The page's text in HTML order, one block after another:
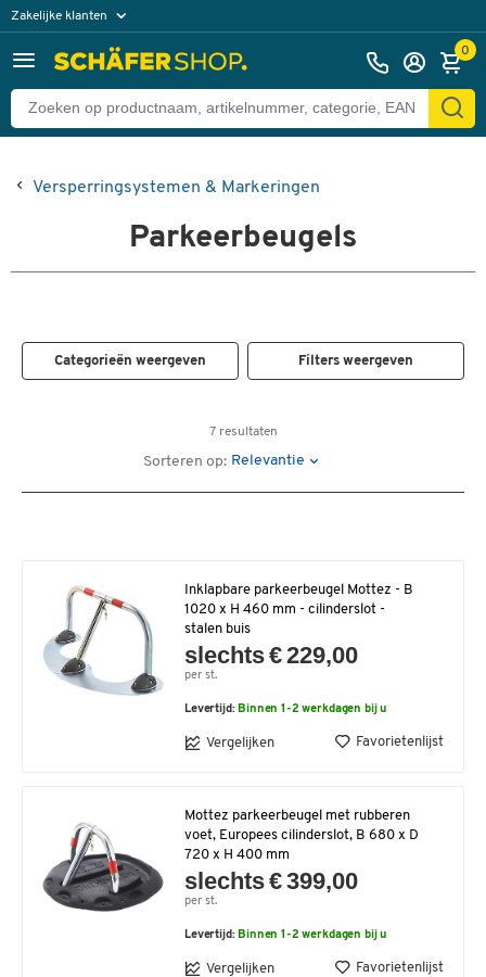
Zakelijke klanten
Particuliere klanten 0
Versperringsystemen & Markeringen
Parkeerbeugels
Categorieën weergeven Filters weergeven
7 resultaten
Sorteren op: Relevantie
Inklapbare parkeerbeugel Mottez - B
1020 x H 460 mm - cilinderslot -
stalen buis
slechts € 229,00
per st.
Levertijd: Binnen 1-2 werkdagen bij u
Vergelijken Favorietenlijst
Mottez parkeerbeugel met rubberen
voet, Europees cilinderslot, B 680 x D
720 x H 400 mm
slechts € 399,00
per st.
Levertijd: Binnen 1-2 werkdagen bij u
Vergelijken Favorietenlijst